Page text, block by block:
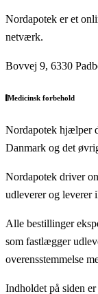
Nordapotek er et
netværk.
Bovvej 9, 6330
Medicinsk forbehold
Nordapotek hjælper
Danmark og det
Nordapotek driver
udleverer og leverer
Alle bestillinger
som fastlægger
overensstemmelse
Indholdet på siden